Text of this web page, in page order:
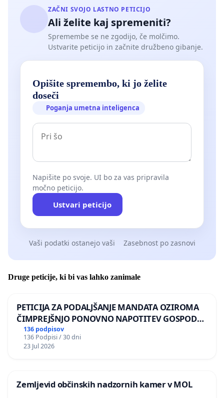
ZAČNI SVOJO LASTNO PETICIJO
Ali želite kaj spremeniti?
Spremembe se ne zgodijo, če molčimo.
Ustvarite peticijo in začnite družbeno gibanje.
Opišite spremembo, ki jo želite
doseči
Poganja umetna inteligenca
Napišite po svoje. UI bo za vas pripravila
močno peticijo.
Ustvari peticijo
Vaši podatki ostanejo vaši Zasebnost po zasnovi
Druge peticije, ki bi vas lahko zanimale
PETICIJA ZA PODALJŠANJE MANDATA OZIROMA
ČIMPREJŠNJO PONOVNO NAPOTITEV GOSPODA
BERNARDA ŠRAJNERJA NA VELEPOSLANIŠTVO
REPUBLIKE SLOVENIJE V MOSKVI
136 podpisov
136 Podpisi / 30 dni
23 Jul 2026
Zemljevid občinskih nadzornih kamer v MOL